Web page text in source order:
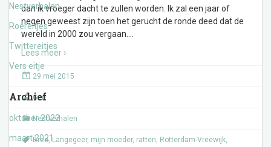
Nestverhalen
Roereitjes
Twittereitjes
Vers eitje
Archief
oktober 2022
maart 2021
dan ik vroeger dacht te zullen worden. Ik zal een jaar of
negen geweest zijn toen het gerucht de ronde deed dat de
wereld in 2000 zou vergaan.
Lees meer ›
29 mei 2015
Gert
Nestverhalen
Bree,Langegeer, mijn moeder, ratten, Rotterdam-Vreewijk,